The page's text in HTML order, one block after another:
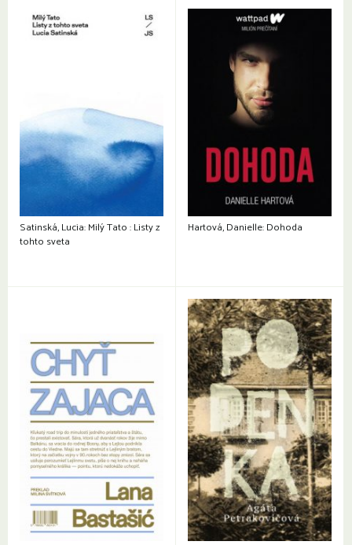
Satinská, Lucia: Milý Tato : Listy z
tohto sveta
Hartová, Danielle: Dohoda